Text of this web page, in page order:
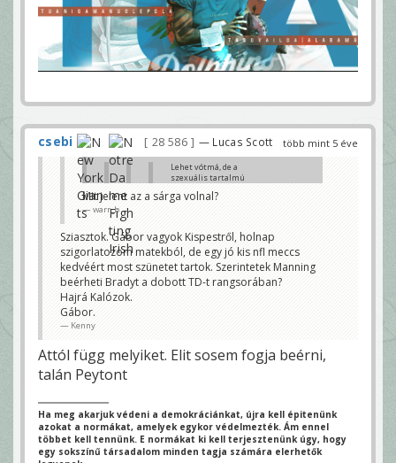
több mint 5 éve
csebi 28 586 — Lucas Scott
Lehet vótmá, de a
szexuális tartalmú
tartalmú képbe vagy
egy ilyen meccsen csak
szakmázgatás jöhet
You mean hogy Brady most akkor kiégett-
a következőt
r.baggio
Mit jelent az a sárga volnal?
warr_b
Sziasztok. Gábor vagyok Kispestről, holnap
szigorlatozom matekból, de egy jó kis nfl meccs
kedvéért most szünetet tartok. Szerintetek Manning
beérheti Bradyt a dobott TD-t rangsorában?
Hajrá Kalózok.
Gábor.
Kenny
Attól függ melyiket. Elit sosem fogja beérni,
talán Peytont
Ha meg akarjuk védeni a demokráciánkat, újra kell épitenünk
azokat a normákat, amelyek egykor védelmezték. Ám ennel
többet kell tennünk. E normákat ki kell terjesztenünk úgy, hogy
egy sokszínű társadalom minden tagja számára elerhetők